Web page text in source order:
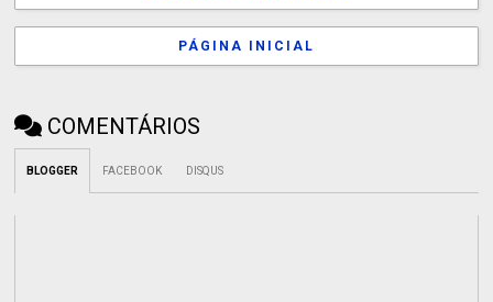
PÁGINA INICIAL
COMENTÁRIOS
BLOGGER FACEBOOK DISQUS